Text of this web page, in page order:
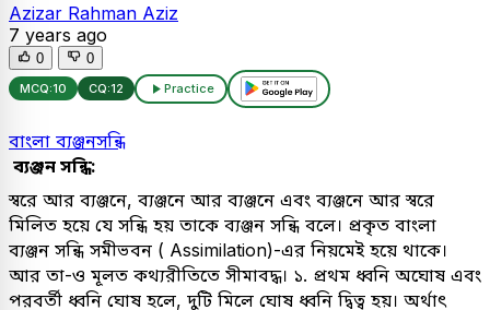
Azizar Rahman Aziz
7 years ago
0 0
MCQ:10 CQ:12 Practice
বাংলা ব্যঞ্জনসন্ধি
ব্যঞ্জন সন্ধি:
স্বরে আর ব্যঞ্জনে, ব্যঞ্জনে আর ব্যঞ্জনে এবং ব্যঞ্জনে আর স্বরে
মিলিত হয়ে যে সন্ধি হয় তাকে ব্যঞ্জন সন্ধি বলে। প্রকৃত বাংলা
ব্যঞ্জন সন্ধি সমীভবন ( Assimilation)-এর নিয়মেই হয়ে থাকে।
আর তা-ও মূলত কথ্যরীতিতে সীমাবদ্ধ। ১. প্রথম ধ্বনি অঘোষ এবং
পরবর্তী ধ্বনি ঘোষ হলে, দুটি মিলে ঘোষ ধ্বনি দ্বিত্ব হয়। অর্থাৎ